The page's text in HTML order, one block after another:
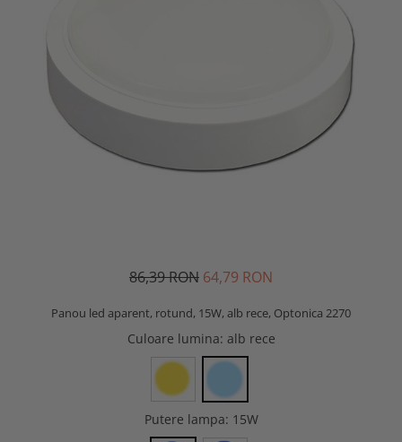
86,39 RON 64,79 RON
Panou led aparent, rotund, 15W, alb rece, Optonica 2270
Culoare lumina: alb rece
Putere lampa: 15W